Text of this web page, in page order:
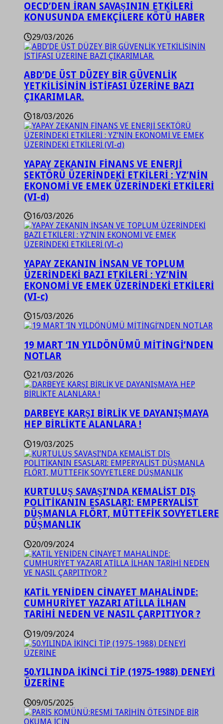
OECD’DEN İRAN SAVAŞININ ETKİLERİ
KONUSUNDA EMEKÇİLERE KÖTÜ HABER
29/03/2026
ABD’DE ÜST DÜZEY BİR GÜVENLİK
YETKİLİSİNİN İSTİFASI ÜZERİNE BAZI
ÇIKARIMLAR.
18/03/2026
YAPAY ZEKANIN FİNANS VE ENERJİ
SEKTÖRÜ ÜZERİNDEKİ ETKİLERİ : YZ’NİN
EKONOMİ VE EMEK ÜZERİNDEKİ ETKİLERİ
(VI-d)
16/03/2026
YAPAY ZEKANIN İNSAN VE TOPLUM
ÜZERİNDEKİ BAZI ETKİLERİ : YZ’NİN
EKONOMİ VE EMEK ÜZERİNDEKİ ETKİLERİ
(VI-c)
15/03/2026
19 MART ‘IN YILDÖNÜMÜ MİTİNGİ’NDEN
NOTLAR
21/03/2026
DARBEYE KARŞI BİRLİK VE DAYANIŞMAYA
HEP BİRLİKTE ALANLARA !
19/03/2025
KURTULUŞ SAVAŞI’NDA KEMALİST DIŞ
POLİTİKANIN ESASLARI: EMPERYALİST
DÜŞMANLA FLÖRT, MÜTTEFİK SOVYETLERE
DÜŞMANLIK
20/09/2024
KATİL YENİDEN CİNAYET MAHALİNDE:
CUMHURİYET YAZARI ATİLLA İLHAN
TARİHİ NEDEN VE NASIL ÇARPITIYOR ?
19/09/2024
50.YILINDA İKİNCİ TİP (1975-1988) DENEYİ
ÜZERİNE
09/05/2025